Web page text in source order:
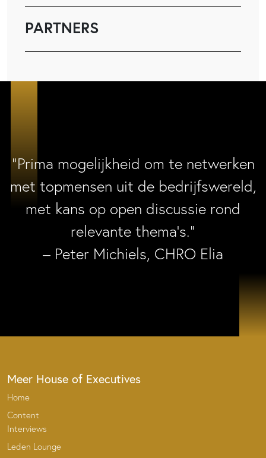
PARTNERS
“Prima mogelijkheid om te netwerken
met topmensen uit de bedrijfswereld,
met kans op open discussie rond
relevante thema’s.”
– Peter Michiels, CHRO Elia
Meer House of Executives
Home
Content
Interviews
Leden Lounge